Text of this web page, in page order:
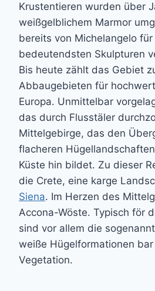
Krustentieren wurden über
weißgelblichem Marmor
bereits von Michelangelo für
bedeutendsten Skulpturen
Bis heute zählt das Gebiet
Abbaugebieten für
Europa. Unmittelbar
das durch Flusstäler
Mittelgebirge, das den
flacheren
Küste hin bildet. Zu dieser
die Crete, eine karge
Siena. Im Herzen des
Accona-Wöste. Typisch för
sind vor allem die
weiße Hügelformationen
Vegetation.